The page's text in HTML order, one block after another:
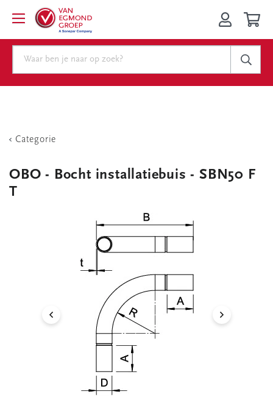
Categorie
OBO - Bocht installatiebuis - SBN50 F
T